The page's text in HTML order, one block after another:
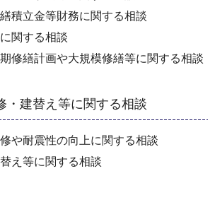
積立金等財務に関する相談
関する相談
修繕計画や大規模修繕等に関する相談
・建替え等に関する相談
や耐震性の向上に関する相談
え等に関する相談